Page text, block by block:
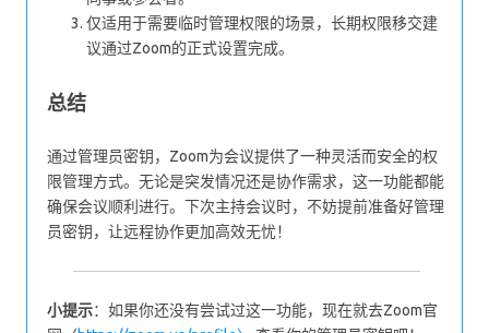
仅适用于需要临时管理权限的场景，长期权限移交建
议通过Zoom的正式设置完成。
总结
通过管理员密钥，Zoom为会议提供了一种灵活而安全的权
限管理方式。无论是突发情况还是协作需求，这一功能都能
确保会议顺利进行。下次主持会议时，不妨提前准备好管理
员密钥，让远程协作更加高效无忧！
小提示：如果你还没有尝试过这一功能，现在就去Zoom官